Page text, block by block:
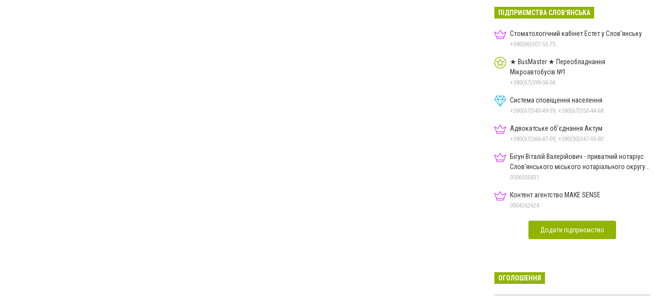
ПІДПРИЄМСТВА СЛОВ'ЯНСЬКА
Стоматологічний кабінет Естет у Слов'янську
+380(66)307-55-75
★ BusMaster ★ Переобладнання
Мікроавтобусів №1
+380(67)599-04-04
Система сповіщення населення
+380(67)340-49-59, +380(67)350-44-68
Адвокатське об'єднання Актум
+380(67)566-47-09, +380(50)347-05-80
Бігун Віталій Валерійович - приватний нотаріус
Слов'янського міського нотаріального округу
Дон.обл.
0506555431
Контент агентство MAKE SENSE
0504262624
Додати підприємство
ОГОЛОШЕННЯ